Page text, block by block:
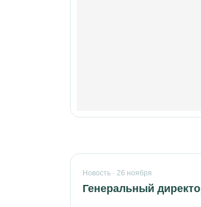
Новость · 26 ноября
Генеральный